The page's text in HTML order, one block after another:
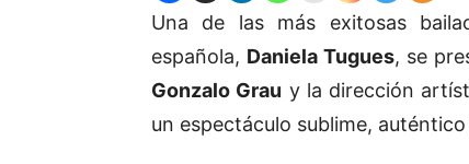
Una de las más exitosas
española, Daniela Tugues, se
Gonzalo Grau y la dirección
un espectáculo sublime,